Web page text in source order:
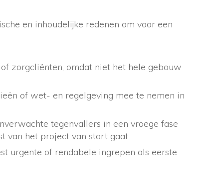
en inhoudelijke redenen om voor een
zorgcliënten, omdat niet het hele gebouw
of wet- en regelgeving mee te nemen in
tegenvallers in een vroege fase
van het project van start gaat.
urgente of rendabele ingrepen als eerste